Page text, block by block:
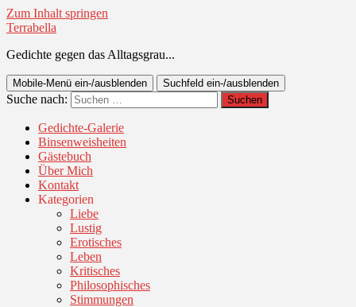
Zum Inhalt springen
Terrabella
Gedichte gegen das Alltagsgrau...
Mobile-Menü ein-/ausblenden Suchfeld ein-/ausblenden
Suche nach:
Gedichte-Galerie
Binsenweisheiten
Gästebuch
Über Mich
Kontakt
Kategorien
Liebe
Lustig
Erotisches
Leben
Kritisches
Philosophisches
Stimmungen